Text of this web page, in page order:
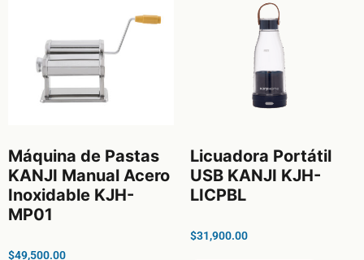
Máquina de Pastas
KANJI Manual Acero
Inoxidable KJH-
MP01
$49,500.00
Licuadora Portátil
USB KANJI KJH-
LICPBL
$31,900.00